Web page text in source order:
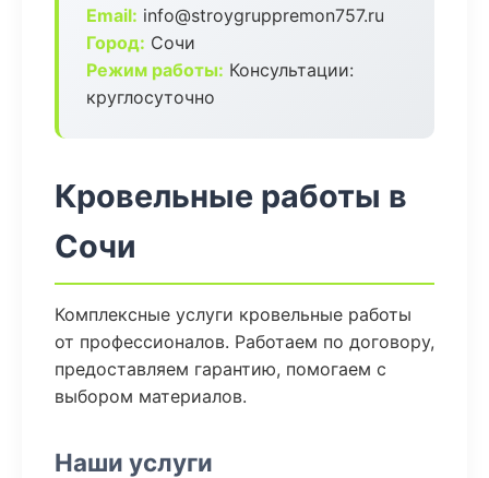
Email: info@stroygruppremon757.ru
Город: Сочи
Режим работы: Консультации:
круглосуточно
Кровельные работы в
Сочи
Комплексные услуги кровельные работы
от профессионалов. Работаем по договору,
предоставляем гарантию, помогаем с
выбором материалов.
Наши услуги